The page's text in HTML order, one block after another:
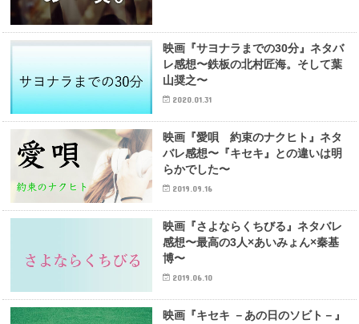
映画『サヨナラまでの30分』ネタバ
レ感想〜鉄板の北村匠海。そして葉
山奨之〜
2020.01.31
映画『愛唄 約束のナクヒト』ネタ
バレ感想〜『キセキ』との違いは明
らかでした〜
2019.09.16
映画『さよならくちびる』ネタバレ
感想〜最高の3人×あいみょん×秦基
博〜
2019.06.10
映画『キセキ －あの日のソビト－』